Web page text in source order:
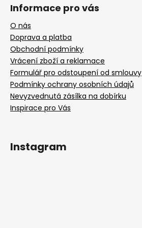
Informace pro vás
O nás
Doprava a platba
Obchodní podmínky
Vrácení zboží a reklamace
Formulář pro odstoupení od smlouvy
Podmínky ochrany osobních údajů
Nevyzvednutá zásílka na dobírku
Inspirace pro Vás
Instagram